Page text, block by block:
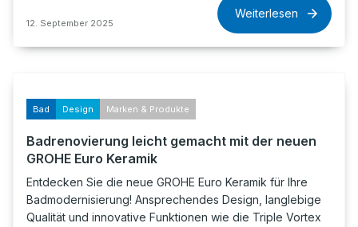
12. September 2025
Weiterlesen
Bad Design Marken & Produkte
Badrenovierung leicht gemacht mit der neuen
GROHE Euro Keramik
Entdecken Sie die neue GROHE Euro Keramik für Ihre
Badmodernisierung! Ansprechendes Design, langlebige
Qualität und innovative Funktionen wie die Triple Vortex